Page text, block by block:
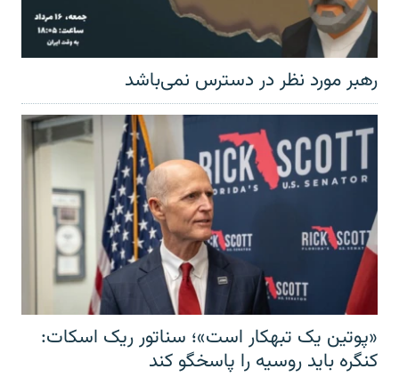
رهبر مورد نظر در دسترس نمی‌باشد
«پوتین یک تبهکار است»؛ سناتور ریک اسکات:
کنگره باید روسیه را پاسخگو کند